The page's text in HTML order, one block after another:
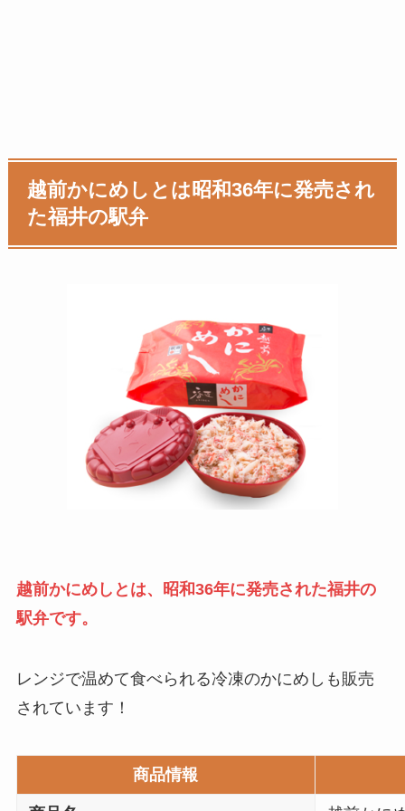
越前かにめし とは昭和36年に発売され
た福井の駅弁
越前かにめし とは、昭和36年に発売された福井の
駅弁です。
レンジで温めて食べられる冷凍のかにめしも販売
されています！
商品情報